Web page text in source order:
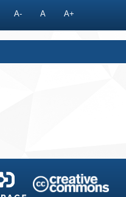
A- A A+